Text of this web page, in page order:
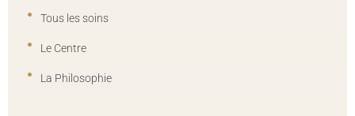
Tous les soins
Le Centre
La Philosophie